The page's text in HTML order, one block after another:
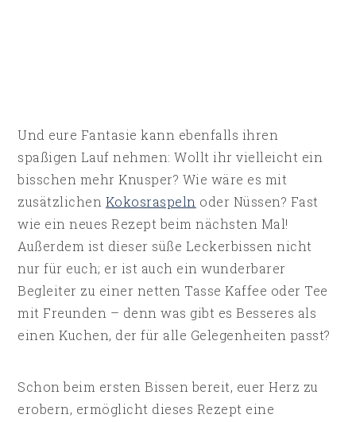
Und eure Fantasie kann ebenfalls ihren
spaßigen Lauf nehmen: Wollt ihr vielleicht ein
bisschen mehr Knusper? Wie wäre es mit
zusätzlichen Kokosraspeln oder Nüssen? Fast
wie ein neues Rezept beim nächsten Mal!
Außerdem ist dieser süße Leckerbissen nicht
nur für euch; er ist auch ein wunderbarer
Begleiter zu einer netten Tasse Kaffee oder Tee
mit Freunden – denn was gibt es Besseres als
einen Kuchen, der für alle Gelegenheiten passt?
Schon beim ersten Bissen bereit, euer Herz zu
erobern, ermöglicht dieses Rezept eine